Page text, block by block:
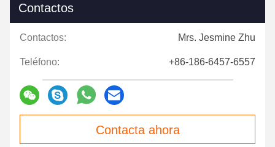
Contactos
Contactos: Mrs. Jesmine Zhu
Teléfono: +86-186-6457-6557
Contacta ahora